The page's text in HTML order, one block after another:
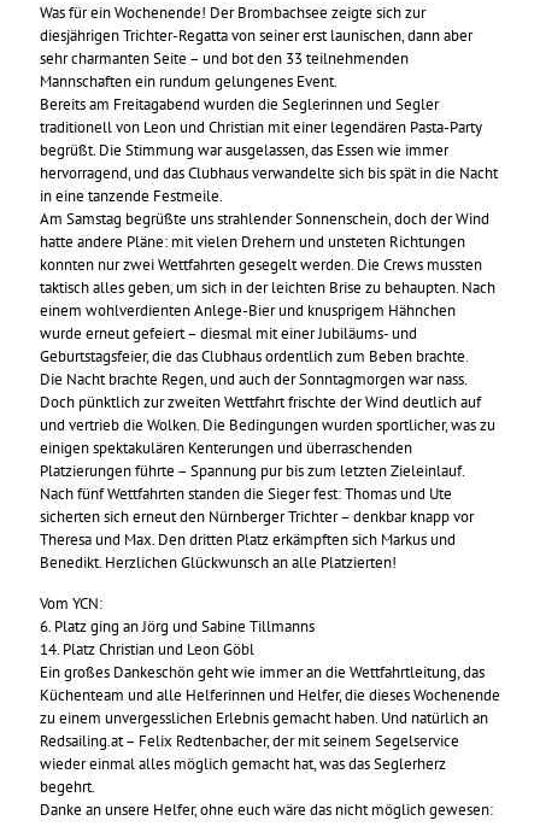
Was für ein Wochenende! Der Brombachsee zeigte sich zur
diesjährigen Trichter-Regatta von seiner erst launischen, dann aber
sehr charmanten Seite – und bot den 33 teilnehmenden
Mannschaften ein rundum gelungenes Event.
Bereits am Freitagabend wurden die Seglerinnen und Segler
traditionell von Leon und Christian mit einer legendären Pasta-Party
begrüßt. Die Stimmung war ausgelassen, das Essen wie immer
hervorragend, und das Clubhaus verwandelte sich bis spät in die Nacht
in eine tanzende Festmeile.
Am Samstag begrüßte uns strahlender Sonnenschein, doch der Wind
hatte andere Pläne: mit vielen Drehern und unsteten Richtungen
konnten nur zwei Wettfahrten gesegelt werden. Die Crews mussten
taktisch alles geben, um sich in der leichten Brise zu behaupten. Nach
einem wohlverdienten Anlege-Bier und knusprigem Hähnchen
wurde erneut gefeiert – diesmal mit einer Jubiläums- und
Geburtstagsfeier, die das Clubhaus ordentlich zum Beben brachte.
Die Nacht brachte Regen, und auch der Sonntagmorgen war nass.
Doch pünktlich zur zweiten Wettfahrt frischte der Wind deutlich auf
und vertrieb die Wolken. Die Bedingungen wurden sportlicher, was zu
einigen spektakulären Kenterungen und überraschenden
Platzierungen führte – Spannung pur bis zum letzten Zieleinlauf.
Nach fünf Wettfahrten standen die Sieger fest: Thomas und Ute
sicherten sich erneut den Nürnberger Trichter – denkbar knapp vor
Theresa und Max. Den dritten Platz erkämpften sich Markus und
Benedikt. Herzlichen Glückwunsch an alle Platzierten!
Vom YCN:
6. Platz ging an Jörg und Sabine Tillmanns
14. Platz Christian und Leon Göbl
Ein großes Dankeschön geht wie immer an die Wettfahrtleitung, das
Küchenteam und alle Helferinnen und Helfer, die dieses Wochenende
zu einem unvergesslichen Erlebnis gemacht haben. Und natürlich an
Redsailing.at – Felix Redtenbacher, der mit seinem Segelservice
wieder einmal alles möglich gemacht hat, was das Seglerherz
begehrt.
Danke an unsere Helfer, ohne euch wäre das nicht möglich gewesen: